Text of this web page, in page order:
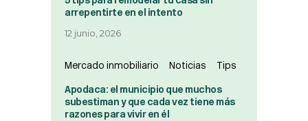
arrepentirte en el intento
12 junio, 2026
Mercado inmobiliario Noticias Tips
Apodaca: el municipio que muchos
subestiman y que cada vez tiene más
razones para vivir en él